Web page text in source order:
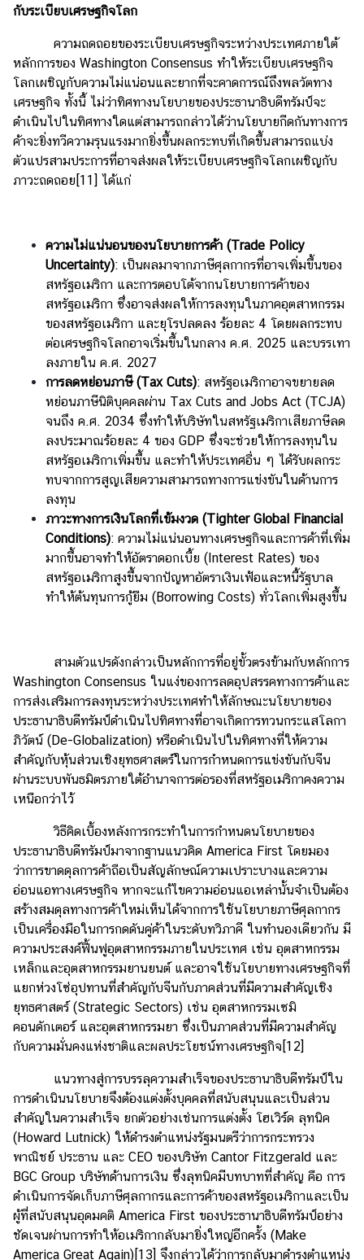
กับระเบียบเศรษฐกิจโลก
ความถดถอยของระเบียบเศรษฐกิจระหว่างประเทศภายใต้
หลักการของ Washington Consensus ทำให้ระเบียบเศรษฐกิจ
โลกเผชิญกับความไม่แน่อนและยากที่จะคาดการณ์ถึงพลวัตทาง
เศรษฐกิจ ทั้งนี้ ไม่ว่าทิศทางนโยบายของประธานาธิบดีทรัมป์จะ
ดำเนินไปในทิศทางใดแต่สามารถกล่าวได้ว่านโยบายกีดกันทางการ
ค้าจะยิ่งทวีความรุนแรงมากยิ่งขึ้นผลกระทบที่เกิดขึ้นสามารถแบ่ง
ตัวแปรสามประการที่อาจส่งผลให้ระเบียบเศรษฐกิจโลกเผชิญกับ
ภาวะถดถอย [11] ได้แก่
ความไม่แน่นอนของนโยบายการค้า (Trade Policy
Uncertainty): เป็นผลมาจากภาษีศุลกากรที่อาจเพิ่มขึ้นของ
สหรัฐอเมริกา และการตอบโต้จากนโยบายการค้าของ
สหรัฐอเมริกา ซึ่งอาจส่งผลให้การลงทุนในภาคอุตสาหกรรม
ของสหรัฐอเมริกา และยุโรปลดลง ร้อยละ 4 โดยผลกระทบ
ต่อเศรษฐกิจโลกอาจเริ่มขึ้นในกลาง ค.ศ. 2025 และบรรเทา
ลงภายใน ค.ศ. 2027
การลดหย่อนภาษี (Tax Cuts): สหรัฐอเมริกาอาจขยายลด
หย่อนภาษีนิติบุคคลผ่าน Tax Cuts and Jobs Act (TCJA)
จนถึง ค.ศ. 2034 ซึ่งทำให้บริษัทในสหรัฐเมริกาเสียภาษีลด
ลงประมาณร้อยละ 4 ของ GDP ซึ่งจะช่วยให้การลงทุนใน
สหรัฐอเมริกาเพิ่มขึ้น และทำให้ประเทศอื่น ๆ ได้รับผลกระ
ทบจากการสูญเสียความสามารถทางการแข่งขันในด้านการ
ลงทุน
ภาวะทางการเงินโลกที่เข้มงวด (Tighter Global Financial
Conditions): ความไม่แน่นอนทางเศรษฐกิจและการค้าที่เพิ่ม
มากขึ้นอาจทำให้อัตราดอกเบี้ย (Interest Rates) ของ
สหรัฐอเมริกาสูงขึ้นจากปัญหาอัตราเงินเฟ้อและหนี้รัฐบาล
ทำให้ต้นทุนการกู้ยืม (Borrowing Costs) ทั่วโลกเพิ่มสูงขึ้น
สามตัวแปรดังกล่าวเป็นหลักการที่อยู่ขั้วตรงข้ามกับหลักการ
Washington Consensus ในแง่ของการลดอุปสรรคทางการค้าและ
การส่งเสริมการลงทุนระหว่างประเทศทำให้ลักษณะนโยบายของ
ประธานาธิบดีทรัมป์ดำเนินไปทิศทางที่อาจเกิดการทวนกระแสโลกา
ภิวัตน์ (De-Globalization) หรือดำเนินไปในทิศทางที่ให้ความ
สำคัญกับหุ้นส่วนเชิงยุทธศาสตร์ในการกำหนดการแข่งขันกับจีน
ผ่านระบบพันธมิตรภายใต้อำนาจการต่อรองที่สหรัฐอเมริกาคงความ
เหนือกว่าไว้
วิธีคิดเบื้องหลังการกระทำในการกำหนดนโยบายของ
ประธานาธิบดีทรัมป์มาจากฐานแนวคิด America First โดยมอง
ว่าการขาดดุลการค้าถือเป็นสัญลักษณ์ความเปราะบางและความ
อ่อนแอทางเศรษฐกิจ หากจะแก้ไขความอ่อนแอเหล่านั้นจำเป็นต้อง
สร้างสมดุลทางการค้าใหม่เห็นได้จากการใช้นโยบายภาษีศุลกากร
เป็นเครื่องมือในการกดดันคู่ค้าในระดับทวิภาคี ในทำนองเดียวกัน มี
ความประสงค์ฟื้นฟูอุตสาหกรรมภายในประเทศ เช่น อุตสาหกรรม
เหล็กและอุตสาหกรรมยานยนต์ และอาจใช้นโยบายทางเศรษฐกิจที่
แยกห่วงโซ่อุปทานที่สำคัญกับจีนกับภาคส่วนที่มีความสำคัญเชิง
ยุทธศาสตร์ (Strategic Sectors) เช่น อุตสาหกรรมเซมิ
คอนดักเตอร์ และอุตสาหกรรมยา ซึ่งเป็นภาคส่วนที่มีความสำคัญ
กับความมั่นคงแห่งชาติและผลประโยชน์ทางเศรษฐกิจ [12]
แนวทางสู่การบรรลุความสำเร็จของประธานาธิบดีทรัมป์ใน
การดำเนินนโยบายจึงต้องแต่งตั้งบุคคลที่สนับสนุนและเป็นส่วน
สำคัญในความสำเร็จ ยกตัวอย่างเช่นการแต่งตั้ง โฮเวิร์ด ลุทนิค
(Howard Lutnick) ให้ดำรงตำแหน่งรัฐมนตรีว่าการกระทรวง
พาณิชย์ ประธาน และ CEO ของบริษัท Cantor Fitzgerald และ
BGC Group บริษัทด้านการเงิน ซึ่งลุทนิคมีบทบาทที่สำคัญ คือ การ
ดำเนินการจัดเก็บภาษีศุลกากรและการค้าของสหรัฐอเมริกาและเป็น
ผู้ที่สนับสนุนอุดมคติ America First ของประธานาธิบดีทรัมป์อย่าง
ชัดเจนผ่านการทำให้อเมริกากลับมายิ่งใหญ่อีกครั้ง (Make
America Great Again)[13] จึงกล่าวได้ว่าการกลับมาดำรงตำแหน่ง